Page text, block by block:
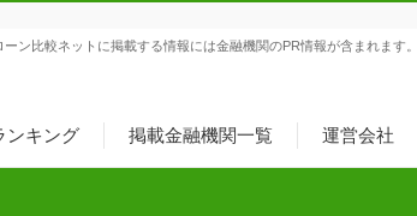
ンキング 掲載金融機関一覧 運営会社
ーン比較ネットに掲載する情報には金融機関のPR情報が含まれます。